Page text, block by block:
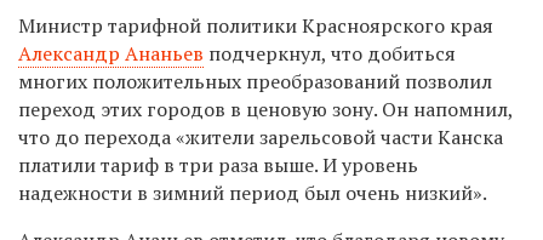
Министр тарифной политики Красноярского края
Александр Ананьев подчеркнул, что добиться
многих положительных преобразований позволил
переход этих городов в ценовую зону. Он напомнил,
что до перехода «жители зарельсовой части Канска
платили тариф в три раза выше. И уровень
надежности в зимний период был очень низкий».